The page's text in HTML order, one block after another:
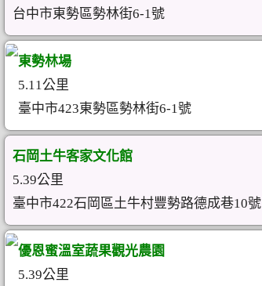
台中市東勢區勢林街6-1號
東勢林場
5.11公里
臺中市423東勢區勢林街6-1號
石岡土牛客家文化館
5.39公里
臺中市422石岡區土牛村豐勢路德成巷10號
優恩蜜溫室蔬果觀光農園
5.39公里